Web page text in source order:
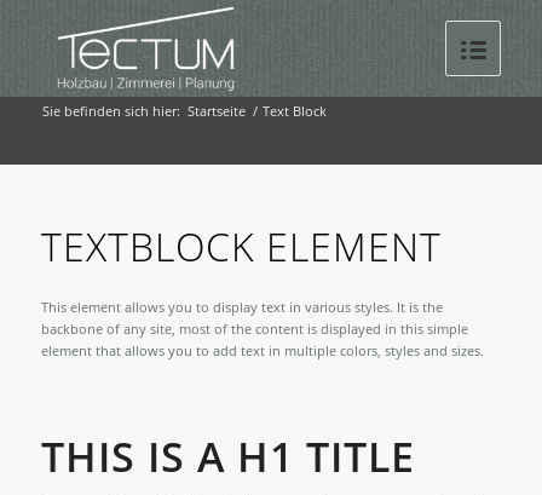
Sie befinden sich hier: Startseite / Text Block
TEXTBLOCK ELEMENT
This element allows you to display text in various styles. It is the
backbone of any site, most of the content is displayed in this simple
element that allows you to add text in multiple colors, styles and sizes.
THIS IS A H1 TITLE